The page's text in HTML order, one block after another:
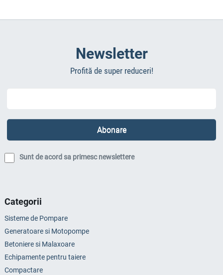
Newsletter
Profită de super reduceri!
Sunt de acord sa primesc newslettere
Categorii
Sisteme de Pompare
Generatoare si Motopompe
Betoniere si Malaxoare
Echipamente pentru taiere
Compactare